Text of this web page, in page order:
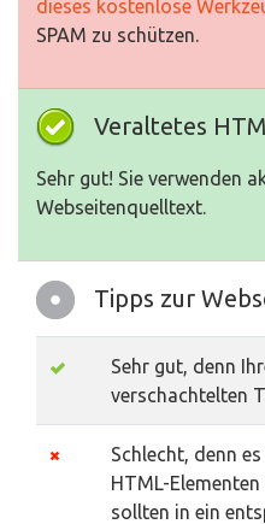
dieses kostenlose
SPAM zu schützen.
Veraltetes
Sehr gut! Sie verwenden
Webseitenquelltext.
Tipps zur
Sehr gut, denn
verschachtelten
Schlecht, denn
HTML-
sollten in ein